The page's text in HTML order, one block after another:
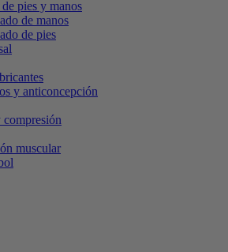
pies y manos
de manos
de pies
y anticoncepción
compresión
muscular